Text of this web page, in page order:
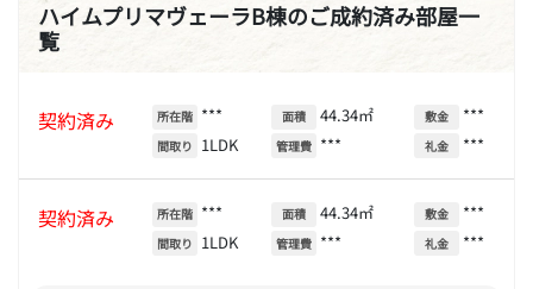
ハイムプリマヴェーラB棟のご成約済み部屋一
覧
契約済み 所在階 ***
間取り 1LDK
面積 44.34㎡
管理費 ***
敷金 ***
礼金 ***
契約済み 所在階 ***
間取り 1LDK
面積 44.34㎡
管理費 ***
敷金 ***
礼金 ***